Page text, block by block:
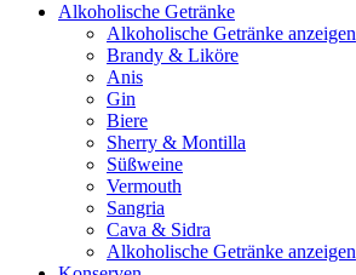
Alkoholische Getränke
Alkoholische Getränke anzeigen
Brandy & Liköre
Anis
Gin
Biere
Sherry & Montilla
Süßweine
Vermouth
Sangria
Cava & Sidra
Alkoholische Getränke anzeigen